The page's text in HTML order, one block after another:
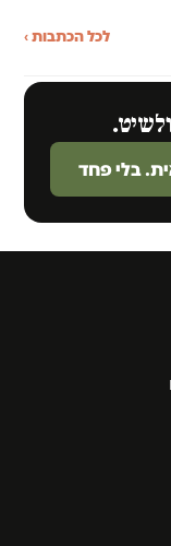
לכל הכתבות ›
בלי פחד